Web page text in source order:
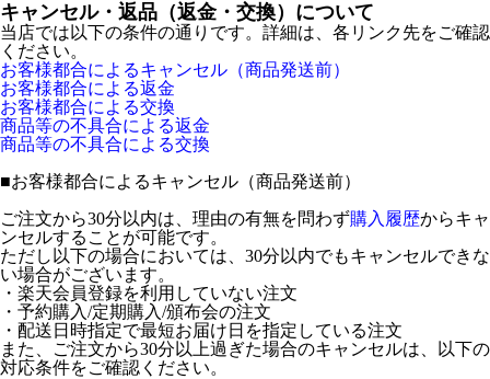
キャンセル・返品（返金・交換）について
当店では以下の条件の通りです。詳細は、各リンク先をご確認
ください。
お客様都合によるキャンセル（商品発送前）
お客様都合による返金
お客様都合による交換
商品等の不具合による返金
商品等の不具合による交換
■お客様都合によるキャンセル（商品発送前）
ご注文から30分以内は、理由の有無を問わず購入履歴からキャ
ンセルすることが可能です。
ただし以下の場合においては、30分以内でもキャンセルできな
い場合がございます。
・楽天会員登録を利用していない注文
・予約購入/定期購入/頒布会の注文
・配送日時指定で最短お届け日を指定している注文
また、ご注文から30分以上過ぎた場合のキャンセルは、以下の
対応条件をご確認ください。